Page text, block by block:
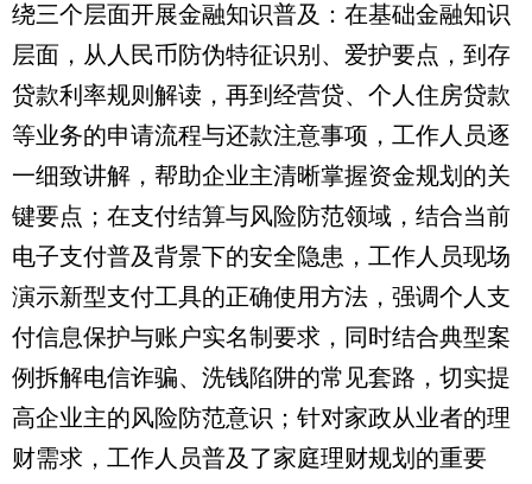
绕三个层面开展金融知识普及：在基础金融知识
层面，从人民币防伪特征识别、爱护要点，到存
贷款利率规则解读，再到经营贷、个人住房贷款
等业务的申请流程与还款注意事项，工作人员逐
一细致讲解，帮助企业主清晰掌握资金规划的关
键要点；在支付结算与风险防范领域，结合当前
电子支付普及背景下的安全隐患，工作人员现场
演示新型支付工具的正确使用方法，强调个人支
付信息保护与账户实名制要求，同时结合典型案
例拆解电信诈骗、洗钱陷阱的常见套路，切实提
高企业主的风险防范意识；针对家政从业者的理
财需求，工作人员普及了家庭理财规划的重要